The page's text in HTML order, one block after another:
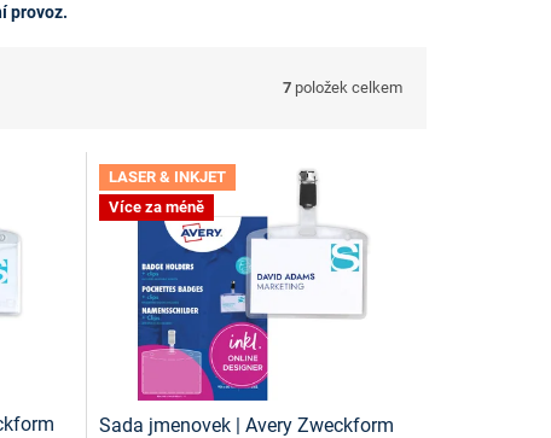
provoz.
7 položek celkem
LASER & INKJET
Více za méně
Sada jmenovek | Avery Zweckform